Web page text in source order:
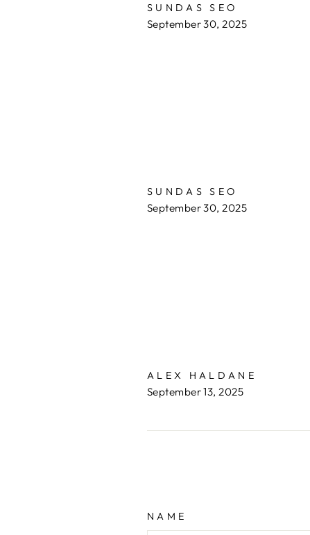
SUNDAS SEO
September 30, 2025
SUNDAS SEO
September 30, 2025
ALEX HALDANE
September 13, 2025
NAME